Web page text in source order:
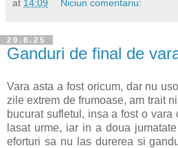
at 14:09 Niciun comentariu:
29.8.25
Ganduri de final de
Vara asta a fost oricum, dar nu
zile extrem de frumoase, am trait
bucurat sufletul, insa a fost o vara
lasat urme, iar in a doua
eforturi sa nu las durerea si